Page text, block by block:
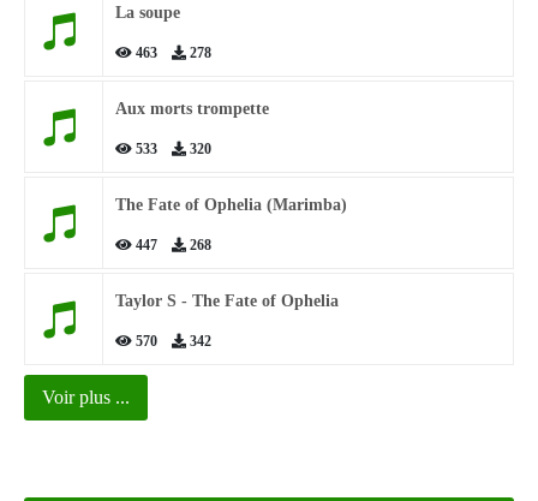
La soupe
463 278
Aux morts trompette
533 320
The Fate of Ophelia (Marimba)
447 268
Taylor S - The Fate of Ophelia
570 342
Voir plus ...